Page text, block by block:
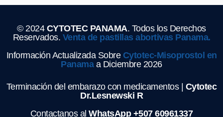
© 2024 CYTOTEC PANAMA. Todos los Derechos
Reservados. Venta de pastillas abortivas Panama.
Información Actualizada Sobre Cytotec-Misoprostol en
Panamaa Diciembre 2026
Terminación del embarazo con medicamentos | Cytotec
Dr.Lesnewski R
Contactanos alWhatsApp +507 60961337